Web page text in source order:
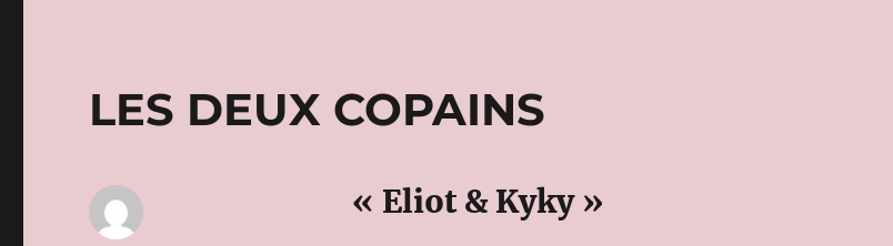
LES DEUX COPAINS
« Eliot & Kyky »